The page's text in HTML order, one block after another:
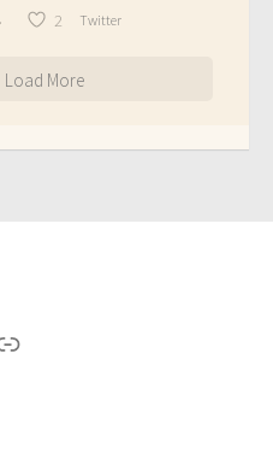
2 Twitter
Load More